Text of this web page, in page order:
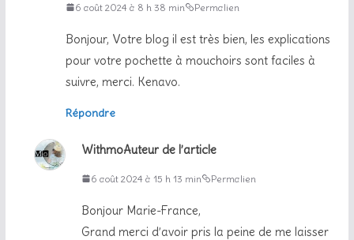
6 août 2024 à 8 h 38 min Permalien
Bonjour, Votre blog il est très bien, les explications
pour votre pochette à mouchoirs sont faciles à
suivre, merci. Kenavo.
Répondre
WithmoAuteur de l’article
6 août 2024 à 15 h 13 min Permalien
Bonjour Marie-France,
Grand merci d’avoir pris la peine de me laisser